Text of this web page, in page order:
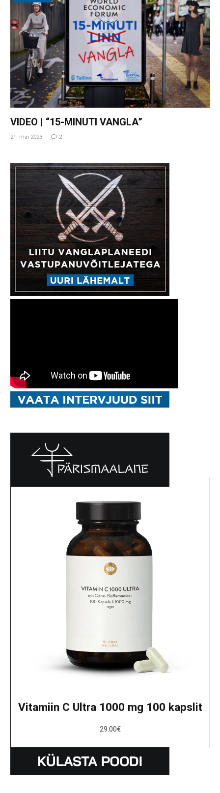
VIDEO | “15-MINUTI VANGLA”
21. mai 2023 2
Vitamiin C Ultra 1000 mg 100 kapslit
29.00€